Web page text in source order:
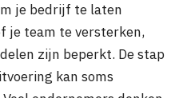
je bedrijf te laten
je team te versterken,
zijn beperkt. De stap
kan soms